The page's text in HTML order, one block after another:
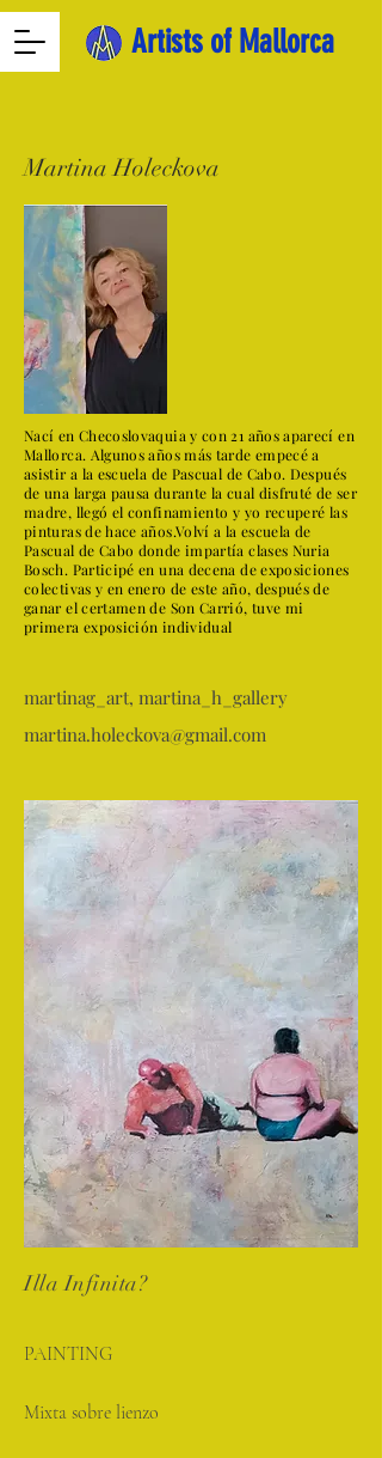
Artists of Mallorca
Martina Holeckova
Nací en Checoslovaquia y con 21 años aparecí en
Mallorca. Algunos años más tarde empecé a
asistir a la escuela de Pascual de Cabo. Después
de una larga pausa durante la cual disfruté de ser
madre, llegó el confinamiento y yo recuperé las
pinturas de hace años.Volví a la escuela de
Pascual de Cabo donde impartía clases Nuria
Bosch. Participé en una decena de exposiciones
colectivas y en enero de este año, después de
ganar el certamen de Son Carrió, tuve mi
primera exposición individual
martinag_art, martina_h_gallery
martina.holeckova@gmail.com
Illa Infinita?
PAINTING
Mixta sobre lienzo